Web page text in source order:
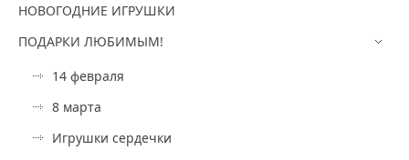
НОВОГОДНИЕ ИГРУШКИ
ПОДАРКИ ЛЮБИМЫМ!
14 февраля
8 марта
Игрушки сердечки